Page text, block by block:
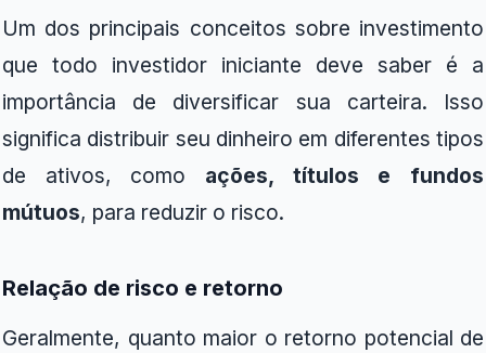
Um dos principais conceitos sobre investimento
que todo investidor iniciante deve saber é a
importância de diversificar sua carteira. Isso
significa distribuir seu dinheiro em diferentes tipos
de ativos, como ações, títulos e fundos
mútuos, para reduzir o risco.
Relação de risco e retorno
Geralmente, quanto maior o retorno potencial de